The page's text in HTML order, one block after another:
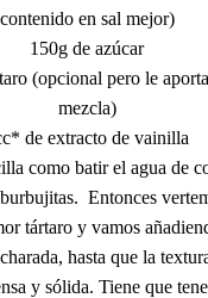
contenido en sal mejor)
150g de azúcar
(opcional pero le
mezcla)
de extracto de vainilla
como batir el agua de
Entonces
tártaro y vamos
hasta que la
y sólida. Tiene que